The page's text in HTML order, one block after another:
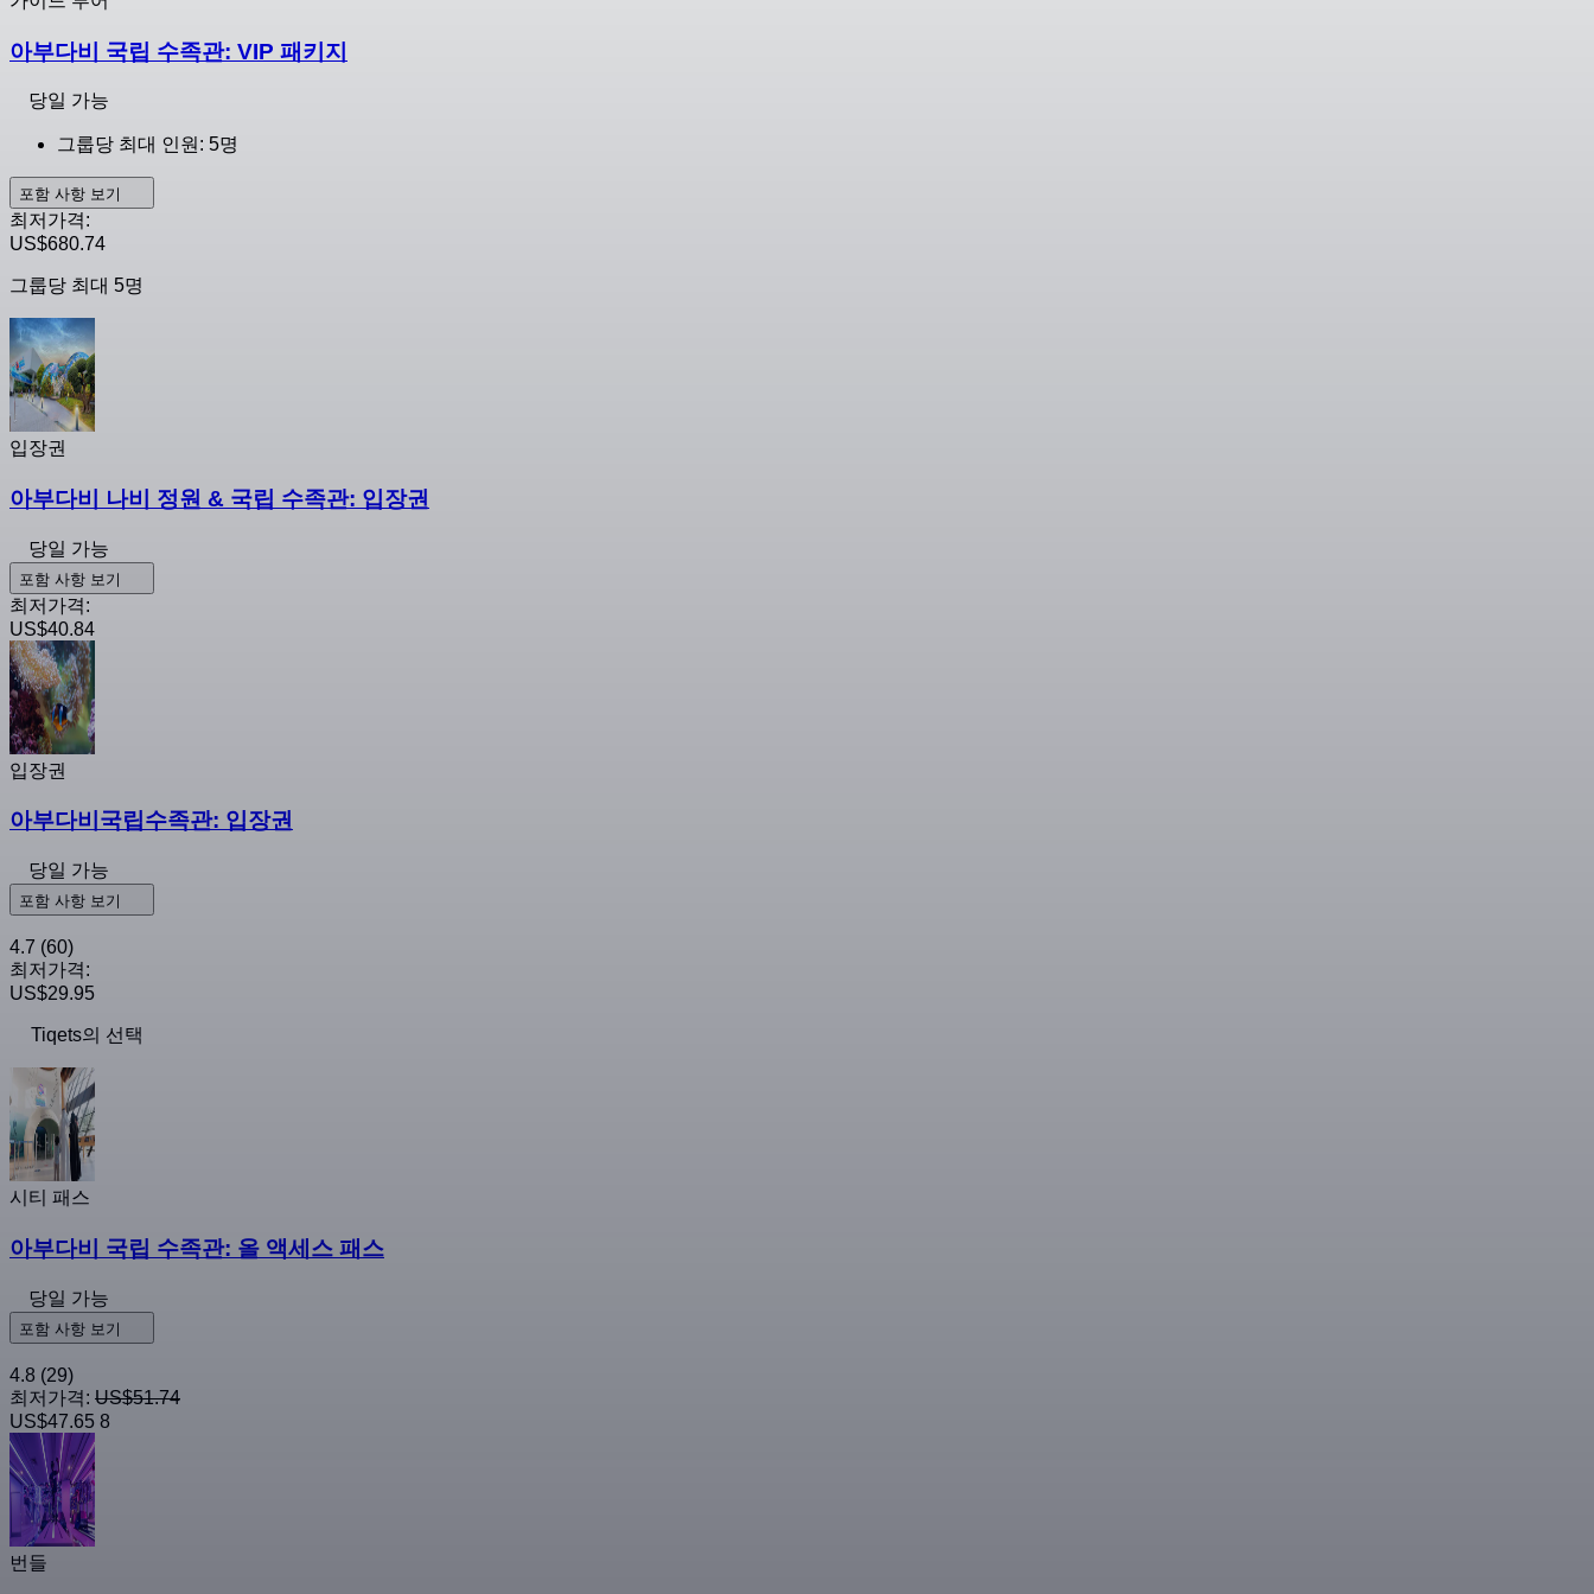
아부다비 국립 수족관: VIP 패키지
당일 가능
그룹당 최대 인원: 5명
포함 사항 보기
최저가격:
US$680.74
그룹당 최대 5명
입장권
아부다비 나비 정원 & 국립 수족관: 입장권
당일 가능
포함 사항 보기
최저가격:
US$40.84
입장권
아부다비국립수족관: 입장권
당일 가능
포함 사항 보기
4.7 (60)
최저가격:
US$29.95
Tiqets의 선택
시티 패스
아부다비 국립 수족관: 올 액세스 패스
당일 가능
포함 사항 보기
4.8 (29)
최저가격: US$51.74
US$47.65 8
번들